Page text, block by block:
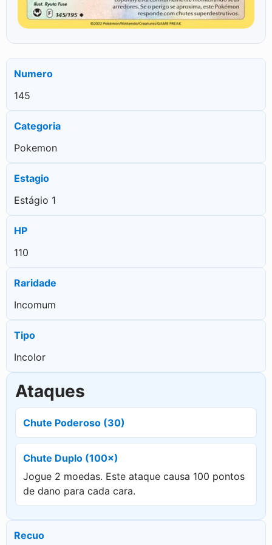
Numero
145
Categoria
Pokemon
Estagio
Estágio 1
HP
110
Raridade
Incomum
Tipo
Incolor
Ataques
Chute Poderoso (30)
Chute Duplo (100×)
Jogue 2 moedas. Este ataque causa 100 pontos
de dano para cada cara.
Recuo